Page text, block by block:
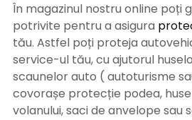
În magazinul nostru online poți
potrivite pentru a asigura
tău. Astfel poți proteja
service-ul tău, cu ajutorul
scaunelor auto ( autoturisme
covorașe protecție podea,
volanului, saci de anvelope sau